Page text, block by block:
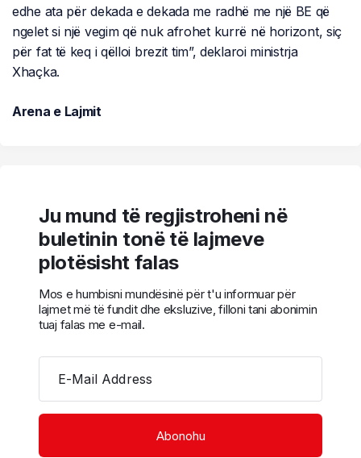
edhe ata për dekada e dekada me radhë me një BE që
ngelet si një vegim që nuk afrohet kurrë në horizont, siç
për fat të keq i qëlloi brezit tim”, deklaroi ministrja
Xhaçka.
Arena e Lajmit
Ju mund të regjistroheni në
buletinin tonë të lajmeve
plotësisht falas
Mos e humbisni mundësinë për t'u informuar për
lajmet më të fundit dhe eksluzive, filloni tani abonimin
tuaj falas me e-mail.
E-Mail Address